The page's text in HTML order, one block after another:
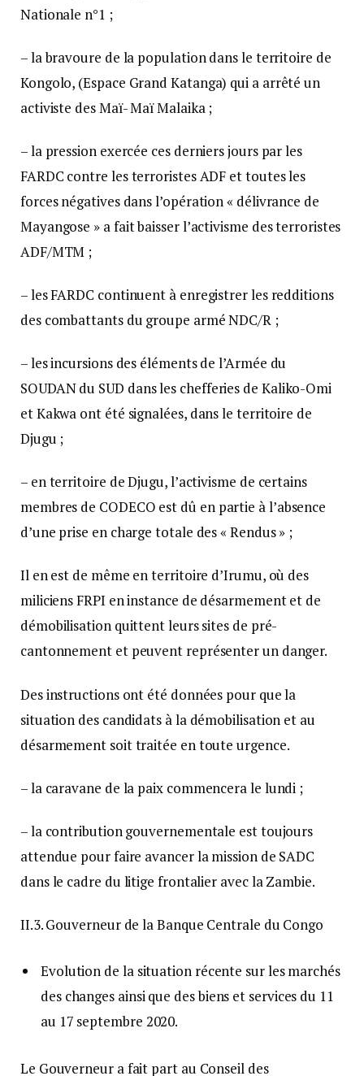
Nationale n°1 ;
– la bravoure de la population dans le territoire de
Kongolo, (Espace Grand Katanga) qui a arrêté un
activiste des Maï- Maï Malaika ;
– la pression exercée ces derniers jours par les
FARDC contre les terroristes ADF et toutes les
forces négatives dans l’opération « délivrance de
Mayangose » a fait baisser l’activisme des terroristes
ADF/MTM ;
– les FARDC continuent à enregistrer les redditions
des combattants du groupe armé NDC/R ;
– les incursions des éléments de l’Armée du
SOUDAN du SUD dans les chefferies de Kaliko-Omi
et Kakwa ont été signalées, dans le territoire de
Djugu ;
– en territoire de Djugu, l’activisme de certains
membres de CODECO est dû en partie à l’absence
d’une prise en charge totale des « Rendus » ;
Il en est de même en territoire d’Irumu, où des
miliciens FRPI en instance de désarmement et de
démobilisation quittent leurs sites de pré-
cantonnement et peuvent représenter un danger.
Des instructions ont été données pour que la
situation des candidats à la démobilisation et au
désarmement soit traitée en toute urgence.
– la caravane de la paix commencera le lundi ;
– la contribution gouvernementale est toujours
attendue pour faire avancer la mission de SADC
dans le cadre du litige frontalier avec la Zambie.
II.3. Gouverneur de la Banque Centrale du Congo
Evolution de la situation récente sur les marchés
des changes ainsi que des biens et services du 11
au 17 septembre 2020.
Le Gouverneur a fait part au Conseil des